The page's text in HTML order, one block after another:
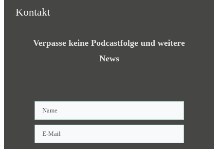
Kontakt
Verpasse keine Podcastfolge und weitere
News